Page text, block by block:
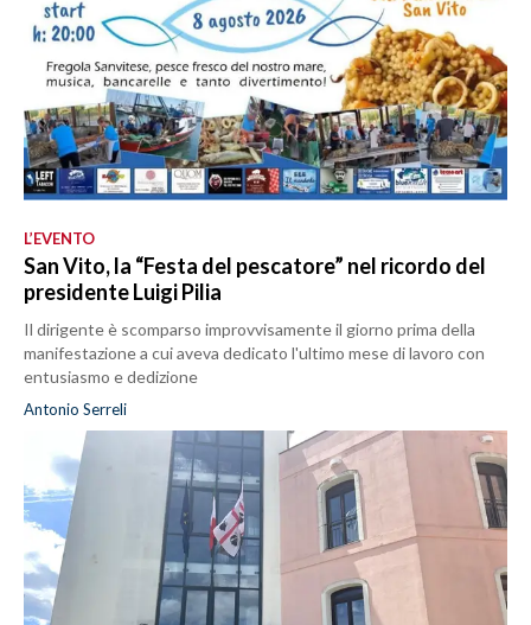
L’EVENTO
San Vito, la “Festa del pescatore” nel ricordo del
presidente Luigi Pilia
Il dirigente è scomparso improvvisamente il giorno prima della
manifestazione a cui aveva dedicato l'ultimo mese di lavoro con
entusiasmo e dedizione
Antonio Serreli